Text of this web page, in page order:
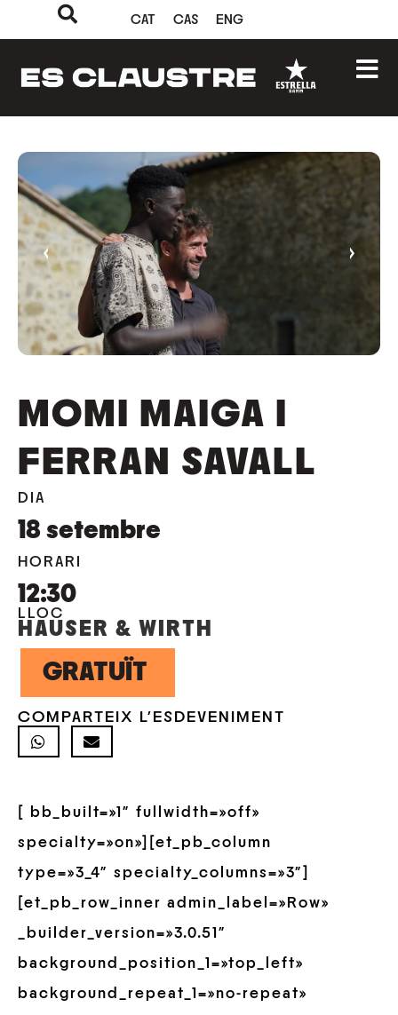
CAT CAS ENG
‹ ›
MOMI MAIGA I
FERRAN SAVALL
DIA
18 setembre
HORARI
12:30
LLOC
HAUSER & WIRTH
GRATUÏT
COMPARTEIX L'ESDEVENIMENT
[ bb_built=»1″ fullwidth=»off»
specialty=»on»][et_pb_column
type=»3_4″ specialty_columns=»3″]
[et_pb_row_inner admin_label=»Row»
_builder_version=»3.0.51″
background_position_1=»top_left»
background_repeat_1=»no-repeat»